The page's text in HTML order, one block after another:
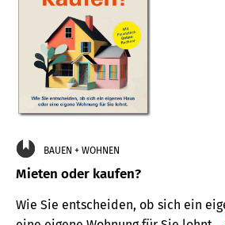
BAUEN + WOHNEN
Mieten oder kaufen?
Wie Sie entscheiden, ob sich ein